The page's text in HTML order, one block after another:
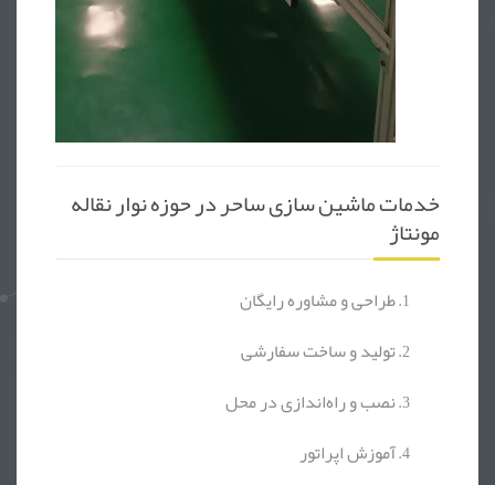
خدمات ماشین سازی ساحر در حوزه نوار نقاله
مونتاژ
طراحی و مشاوره رایگان
تولید و ساخت سفارشی
نصب و راه‌اندازی در محل
آموزش اپراتور